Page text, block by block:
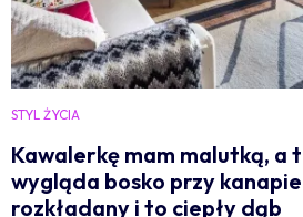
STYL ŻYCIA
Kawalerkę mam malutką, a
wygląda bosko przy
rozkładany i to ciepły dąb